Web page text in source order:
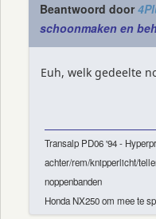
Beantwoord door
schoonmaken en
Euh, welk gedeelte
Transalp PD06 '94 -
achter/rem/knipperlicht/
noppenbanden
Honda NX250 om mee te